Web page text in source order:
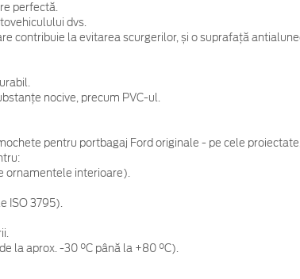
perfectă.
dvs.
contribuie la evitarea scurgerilor, și o suprafață
nocive, precum PVC-ul.
pentru portbagaj Ford originale - pe cele
ornamentele interioare).
ISO 3795).
la aprox. -30 °C până la +80 °C).